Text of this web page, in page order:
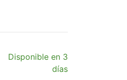
Disponible en 3
días